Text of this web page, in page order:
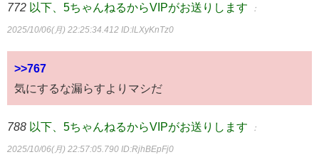
772 以下、5ちゃんねるからVIPがお送りします ：
2025/10/06(月) 22:25:34.412 ID:lLXyKnTz0
>>767
気にするな漏らすよりマシだ
788 以下、5ちゃんねるからVIPがお送りします ：
2025/10/06(月) 22:57:05.790 ID:RjhBEpFj0